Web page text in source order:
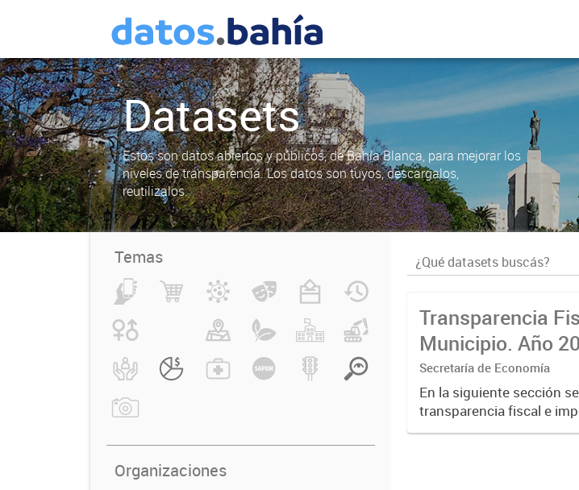
Datasets
Estos son datos abiertos y públicos, de Bahía Blanca, para mejorar los
niveles de transparencia. Los datos son tuyos, descargalos,
reutilizalos.
Temas
Organizaciones
Transparencia
Municipio. Año
Secretaría de Economía
En la siguiente sección
transparencia fiscal e